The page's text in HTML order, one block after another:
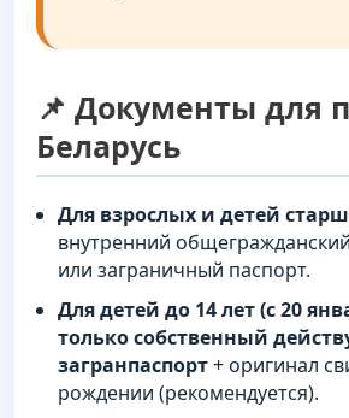
📌 Документы для
Беларусь
Для взрослых и детей
внутренний
или заграничный паспорт.
Для детей до 14 лет (с 20
только собственный
загранпаспорт+ оригинал
рождении (рекомендуется).